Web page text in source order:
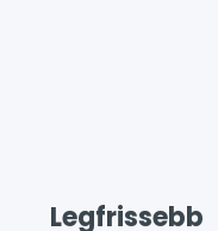
Legfrissebb